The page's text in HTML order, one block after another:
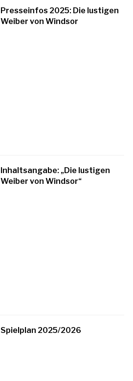
Presseinfos 2025: Die lustigen
Weiber von Windsor
Inhaltsangabe: „Die lustigen
Weiber von Windsor“
Spielplan 2025/2026